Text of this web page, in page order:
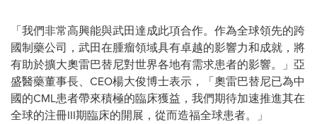
「我們非常高興能與武田達成此項合作。作為全球領先的跨
國制藥公司，武田在腫瘤領域具有卓越的影響力和成就，將
有助於擴大奧雷巴替尼對世界各地有需求患者的影響。」亞
盛醫藥董事長、CEO楊大俊博士表示，「奧雷巴替尼已為中
國的CML患者帶來積極的臨床獲益，我們期待加速推進其在
全球的注冊III期臨床的開展，從而造福全球患者。」